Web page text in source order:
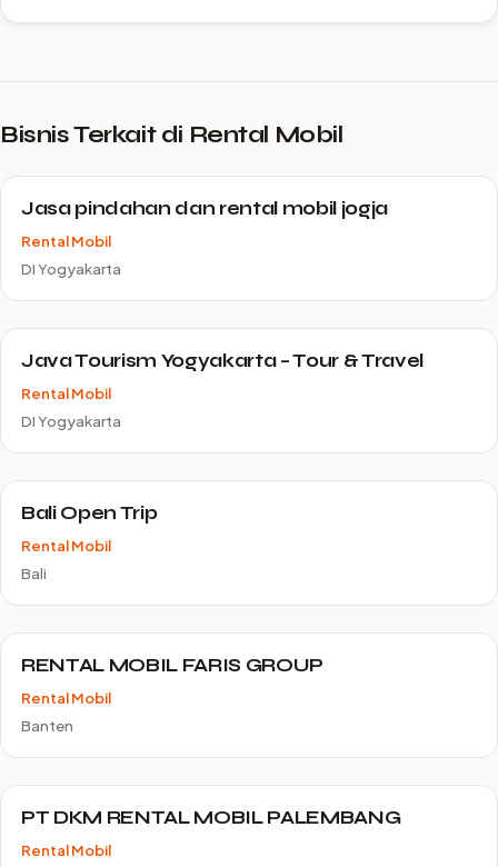
Bisnis Terkait di Rental Mobil
Jasa pindahan dan rental mobil jogja
Rental Mobil
DI Yogyakarta
Java Tourism Yogyakarta – Tour & Travel
Rental Mobil
DI Yogyakarta
Bali Open Trip
Rental Mobil
Bali
RENTAL MOBIL FARIS GROUP
Rental Mobil
Banten
PT DKM RENTAL MOBIL PALEMBANG
Rental Mobil